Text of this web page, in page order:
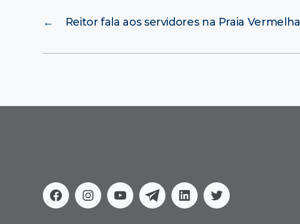
← Reitor fala aos servidores na Praia Vermelha
FacebookInstagram
YoutubeTelegramLinkedinTwitter